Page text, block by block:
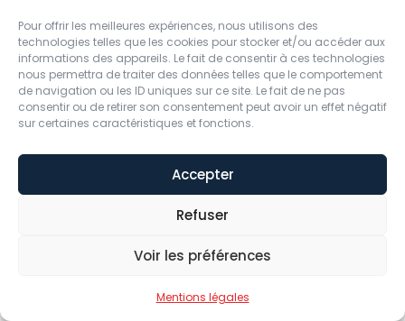
Pour offrir les meilleures expériences, nous utilisons des
technologies telles que les cookies pour stocker et/ou accéder aux
informations des appareils. Le fait de consentir à ces technologies
nous permettra de traiter des données telles que le comportement
de navigation ou les ID uniques sur ce site. Le fait de ne pas
consentir ou de retirer son consentement peut avoir un effet négatif
sur certaines caractéristiques et fonctions.
Accepter
Refuser
Voir les préférences
Mentions légales